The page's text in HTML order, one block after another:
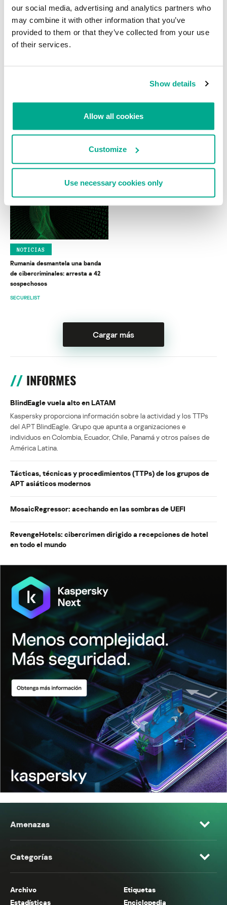
our social media, advertising and analytics partners who
may combine it with other information that you’ve
provided to them or that they’ve collected from your use
of their services.
Show details
Allow all cookies
Customize
Use necessary cookies only
Lab Matters: técnicas ROP en
Identifican al hacker amante de la
moda que robó imágenes inéditas
de revistas
Spamhaus busca al culpable del
ataque DDoS a sus servidores
PHISHING
NOTICIAS
Rumania desmantela una banda
de cibercriminales: arresta a 42
sospechosos
SECURELIST
Cargar más
INFORMES
BlindEagle vuela alto en LATAM
Kaspersky proporciona información sobre la actividad y los TTPs
del APT BlindEagle. Grupo que apunta a organizaciones e
individuos en Colombia, Ecuador, Chile, Panamá y otros países de
América Latina.
Tácticas, técnicas y procedimientos (TTPs) de los grupos de
APT asiáticos modernos
MosaicRegressor: acechando en las sombras de UEFI
RevengeHotels: cibercrimen dirigido a recepciones de hotel
en todo el mundo
Amenazas
Categorías
Archivo
Etiquetas
Estadísticas
Enciclopedia